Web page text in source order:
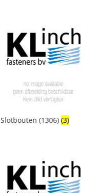
Slotbouten (1306)(3)